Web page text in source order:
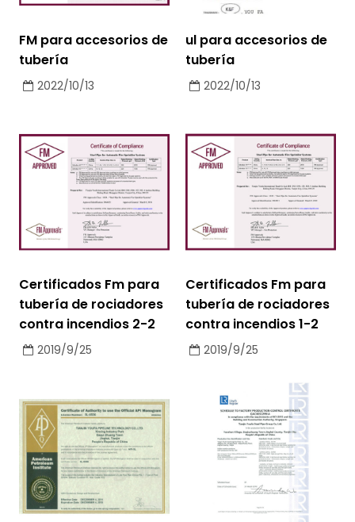
FM para accesorios de
tubería
2022/10/13
ul para accesorios de
tubería
2022/10/13
Certificados Fm para
tubería de rociadores
contra incendios 2-2
2019/9/25
Certificados Fm para
tubería de rociadores
contra incendios 1-2
2019/9/25